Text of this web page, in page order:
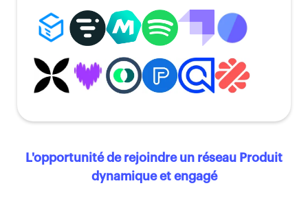
L'opportunité de rejoindre un réseau Produit
dynamique et engagé